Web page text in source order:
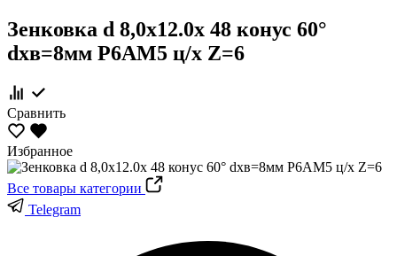
Зенковка d 8,0х12.0х 48 конус 60°
dхв=8мм Р6АМ5 ц/х Z=6
Сравнить
Избранное
Все товары категории
Telegram